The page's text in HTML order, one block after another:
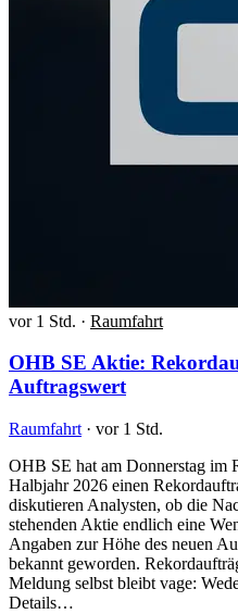
vor 1 Std. · Raumfahrt
OHB SE Aktie:
Auftragswert
Raumfahrt · vor 1 Std.
OHB SE hat am Donnerstag im
Halbjahr 2026 einen
diskutieren Analysten, ob die
stehenden Aktie endlich eine
Angaben zur Höhe des neuen
bekannt geworden.
Meldung selbst bleibt vage:
Details…